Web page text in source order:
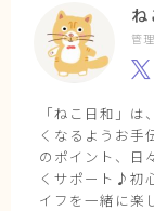
ね
管
「ねこ日和」
くなるようお手
のポイント、日
くサポート♪初
イフを一緒に楽